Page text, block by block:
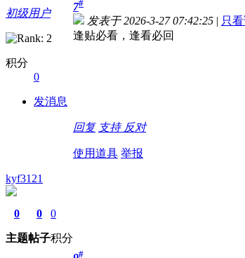
初级用户
积分
0
发消息
7#
发表于 2026-3-27 07:42:25 | 只
逢贴必看，逢看必回
回复 支持 反对
使用道具 举报
kyf3121
0
主题
0
帖子
0
积分
#